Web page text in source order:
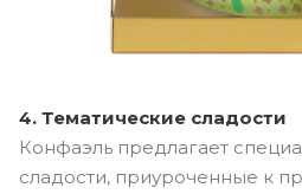
4. Тематические сладости
Конфаэль предлагает
сладости, приуроченные к